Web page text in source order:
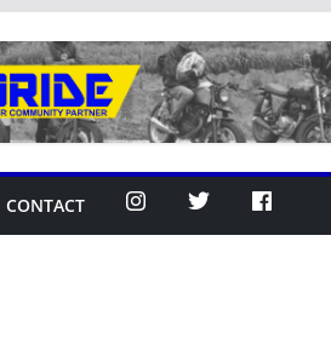
CONTACT